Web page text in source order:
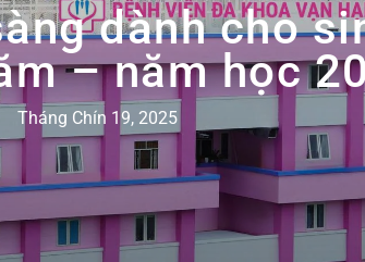
dành cho
– năm học
Tháng Chín 19, 2025